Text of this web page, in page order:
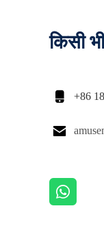
किसी
 +86
